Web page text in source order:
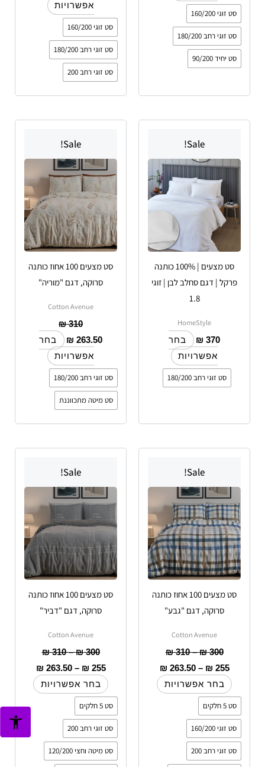
סט זוגי 160/200
סט זוגי רחב 180/200
סט יחיד 90/200
אפשרויות
סט זוגי 160/200
סט זוגי רחב 180/200
סט זוגי רחב 200
Sale!
סט מצעים | 100% כותנה
פרקל | דגם סחלב לבן | זוגי
1.8
HomeStyle
₪ 370
בחר
אפשרויות
יש
מספר
סוגים.
את
האפשרויות
בעמוד
המוצר
סט זוגי רחב 180/200
Sale!
סט מצעים 100 אחוז כותנה
סרוקה, דגם "מוריה"
Cotton Avenue
₪310
₪ 263.50
בחר
אפשרויות
יש
מספר
סוגים.
ניתן
לבחור
את
האפשרויות
בעמוד
המוצר
סט זוגי רחב 180/200
סט מיטה מתכווננת
Sale!
סט מצעים 100 אחוז כותנה
סרוקה, דגם "גבע"
Cotton Avenue
₪300
–
₪310
עד
₪ 255
–
₪ 263.50
עד
בחר אפשרויות
יש
סוגים.
ניתן
לבחור
את
האפשרויות
בעמוד
סט 5 חלקים
סט זוגי 160/200
סט זוגי רחב 200
Sale!
סט מצעים 100 אחוז כותנה
סרוקה, דגם "דביר"
Cotton Avenue
₪300
–
₪310
עד
₪ 255
–
₪ 263.50
עד
בחר אפשרויות
יש
סוגים.
ניתן
לבחור
את
האפשרויות
בעמוד
סט 5 חלקים
סט זוגי רחב 200
סט מיטה וחצי 120/200